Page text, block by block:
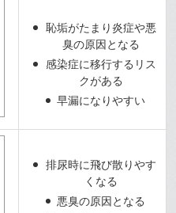
恥垢がたまり炎症や悪
臭の原因となる
感染症に移行するリス
クがある
早漏になりやすい
排尿時に飛び散りやす
くなる
悪臭の原因となる